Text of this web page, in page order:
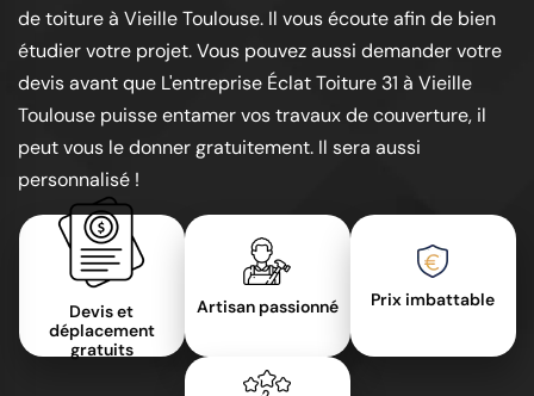
de toiture à Vieille Toulouse. Il vous écoute afin de bien
étudier votre projet. Vous pouvez aussi demander votre
devis avant que L'entreprise Éclat Toiture 31 à Vieille
Toulouse puisse entamer vos travaux de couverture, il
peut vous le donner gratuitement. Il sera aussi
personnalisé !
Devis et
déplacement
gratuits
Artisan passionné Prix imbattable